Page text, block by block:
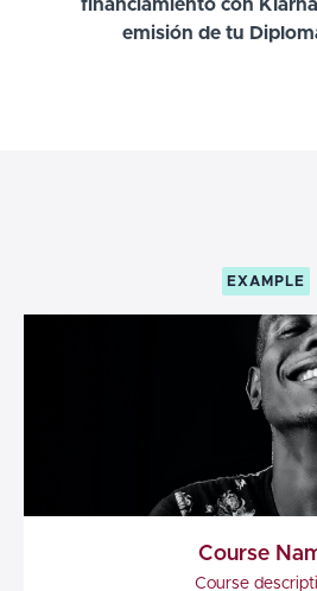
financiamiento con
emisión de tu
EXAMPLE
Course
Course